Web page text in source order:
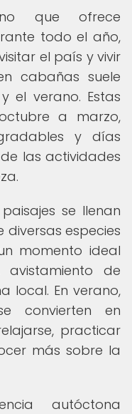
que ofrece
todo el año,
el país y vivir
cabañas suele
el verano. Estas
a marzo,
y días
las actividades
se llenan
especies
momento ideal
de
local. En verano,
convierten en
practicar
más sobre la
autóctona